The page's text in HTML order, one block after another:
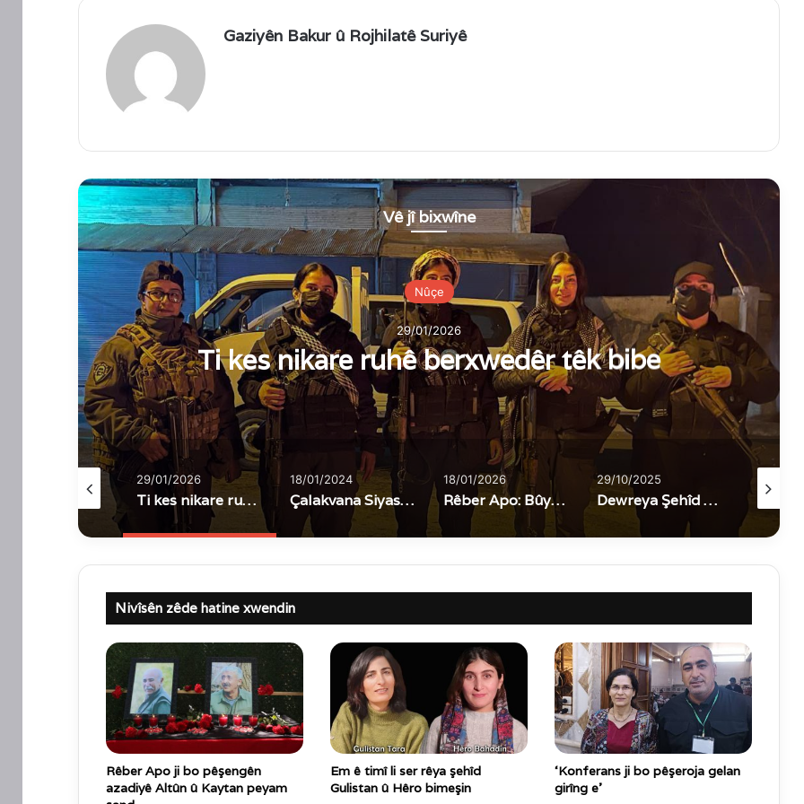
Gaziyên Bakur û Rojhilatê Suriyê
Vê jî bixwîne
Nûçe
29/01/2026
Ti kes nikare ruhê berxwedêr têk bibe
29/01/2026
Ti kes nikare ruhê berxwedêr têk bibe
18/01/2024
Çalakvana Siyasî Firyal Silêman Xalid Li Kerkukê Hat Qetilkirin
18/01/2026
Rêber Apo: Bûyerên li Sûriyeyê hewldana ji bo têkbirina Pêvajoya Aştî û Civaka Demokratîk e
29/10/2025
Dewreya Şehîd Serkêş Riha ya gaziyên şer bi dawî bû
Nivîsên zêde hatine xwendin
Rêber Apo ji bo pêşengên
azadiyê Altûn û Kaytan peyam
Em ê timî li ser rêya şehîd
Gulistan û Hêro bimeşin
‘Konferans ji bo pêşeroja gelan
girîng e’